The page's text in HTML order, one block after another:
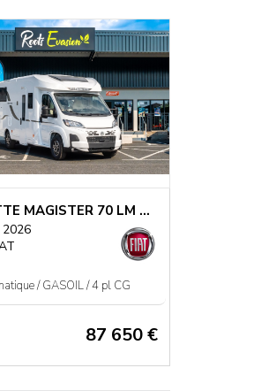
MAGISTER 70 LM ...
/ GASOIL / 4 pl CG
87 650 €